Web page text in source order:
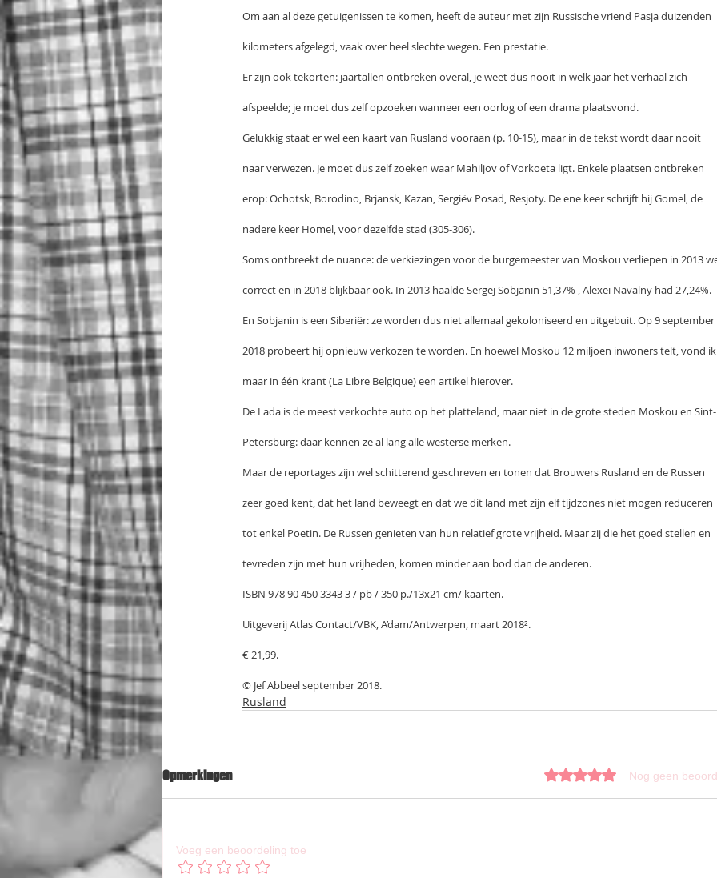
Om aan al deze getuigenissen te komen, heeft de auteur met zijn Russische vriend Pasja duizenden
kilometers afgelegd, vaak over heel slechte wegen. Een prestatie.
Er zijn ook tekorten: jaartallen ontbreken overal, je weet dus nooit in welk jaar het verhaal zich
afspeelde; je moet dus zelf opzoeken wanneer een oorlog of een drama plaatsvond.
Gelukkig staat er wel een kaart van Rusland vooraan (p. 10-15), maar in de tekst wordt daar nooit
naar verwezen. Je moet dus zelf zoeken waar Mahiljov of Vorkoeta ligt. Enkele plaatsen ontbreken
erop: Ochotsk, Borodino, Brjansk, Kazan, Sergiëv Posad, Resjoty. De ene keer schrijft hij Gomel, de
nadere keer Homel, voor dezelfde stad (305-306).
Soms ontbreekt de nuance: de verkiezingen voor de burgemeester van Moskou verliepen in 2013
correct en in 2018 blijkbaar ook. In 2013 haalde Sergej Sobjanin 51,37% , Alexei Navalny had 27,24%.
En Sobjanin is een Siberiër: ze worden dus niet allemaal gekoloniseerd en uitgebuit. Op 9 september
2018 probeert hij opnieuw verkozen te worden. En hoewel Moskou 12 miljoen inwoners telt, vond ik
maar in één krant (La Libre Belgique) een artikel hierover.
De Lada is de meest verkochte auto op het platteland, maar niet in de grote steden Moskou en Sint-
Petersburg: daar kennen ze al lang alle westerse merken.
Maar de reportages zijn wel schitterend geschreven en tonen dat Brouwers Rusland en de Russen
zeer goed kent, dat het land beweegt en dat we dit land met zijn elf tijdzones niet mogen reduceren
tot enkel Poetin. De Russen genieten van hun relatief grote vrijheid. Maar zij die het goed stellen en
tevreden zijn met hun vrijheden, komen minder aan bod dan de anderen.
ISBN 978 90 450 3343 3 / pb / 350 p./13x21 cm/ kaarten.
Uitgeverij Atlas Contact/VBK, A’dam/Antwerpen, maart 2018².
€ 21,99.
© Jef Abbeel september 2018.
Rusland
Opmerkingen Beoordeeld met 0 uit 5 sterren.
Nog geen
Voeg een beoordeling toe